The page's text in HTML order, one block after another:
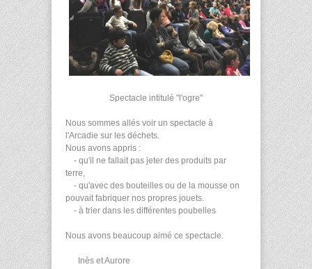
Spectacle intitulé "l'ogre"
Nous sommes allés voir un spectacle à
l'Arcadie sur les déchets.
Nous avons appris :
- qu'il ne fallait pas jeter des produits par
terre,
- qu'avec des bouteilles ou de la mousse on
pouvait fabriquer nos propres jouets.
- à trier dans les différentes poubelles
Nous avons beaucoup aimé ce spectacle.
Inès et Aurore